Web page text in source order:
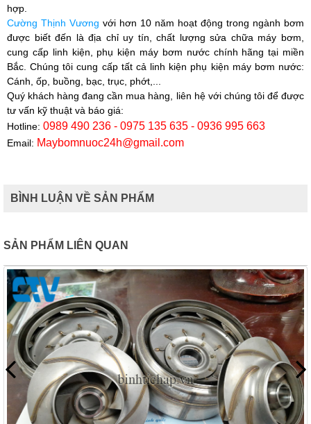
hợp.​
Cường Thịnh Vương với hơn 10 năm hoạt động trong ngành bơm
được biết đến là địa chỉ uy tín, chất lượng sửa chữa máy bơm,
cung cấp linh kiện, phụ kiện máy bơm nước chính hãng tại miền
Bắc. Chúng tôi cung cấp tất cả linh kiện phụ kiện máy bơm nước:
Cánh, ốp, buồng, bạc, trục, phớt,...
Quý khách hàng đang cần mua hàng, liên hệ với chúng tôi để được
tư vấn kỹ thuật và báo giá:
Hotline: 0989 490 236 - 0975 135 635 - 0936 995 663
Email: Maybomnuoc24h@gmail.com
BÌNH LUẬN VỀ SẢN PHẨM
SẢN PHẨM LIÊN QUAN